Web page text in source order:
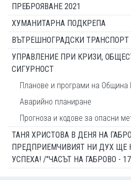
ПРЕБРОЯВАНЕ 2021
ХУМАНИТАРНА ПОДКРЕПА
ВЪТРЕШНОГРАДСКИ ТРАНСПОРТ
УПРАВЛЕНИЕ ПРИ КРИЗИ,
СИГУРНОСТ
Планове и програми на Община
Аварийно планиране
Прогноза и кодове за опасни
ТАНЯ ХРИСТОВА В ДЕНЯ НА
ПРЕДПРИЕМЧИВИЯТ НИ ДУХ ЩЕ
УСПЕХА! /"ЧАСЪТ НА ГАБРОВО -